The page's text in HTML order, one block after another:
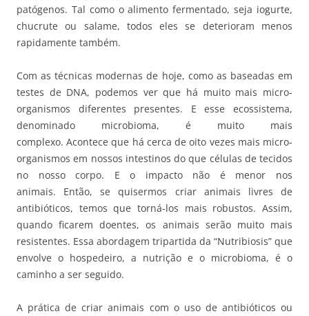
patógenos. Tal como o alimento fermentado, seja iogurte,
chucrute ou salame, todos eles se deterioram menos
rapidamente também.
Com as técnicas modernas de hoje, como as baseadas em
testes de DNA, podemos ver que há muito mais micro-
organismos diferentes presentes. E esse ecossistema,
denominado microbioma, é muito mais
complexo. Acontece que há cerca de oito vezes mais micro-
organismos em nossos intestinos do que células de tecidos
no nosso corpo. E o impacto não é menor nos
animais. Então, se quisermos criar animais livres de
antibióticos, temos que torná-los mais robustos. Assim,
quando ficarem doentes, os animais serão muito mais
resistentes. Essa abordagem tripartida da “Nutribiosis” que
envolve o hospedeiro, a nutrição e o microbioma, é o
caminho a ser seguido.
A prática de criar animais com o uso de antibióticos ou